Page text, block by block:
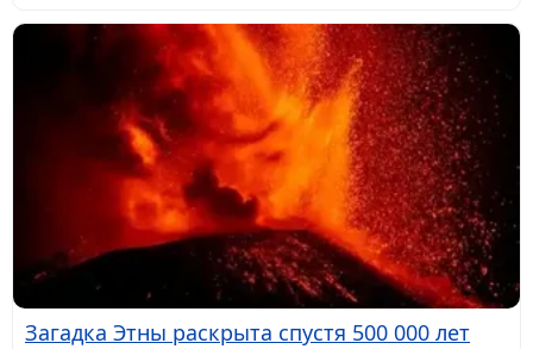
Загадка Этны раскрыта спустя 500 000 лет